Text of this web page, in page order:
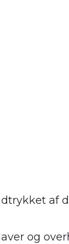
af
og